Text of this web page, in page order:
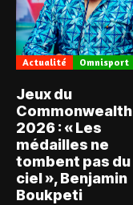
Actualité Omnisport
Jeux du
Commonwealth
2026 : « Les
médailles ne
tombent pas du
ciel », Benjamin
Boukpeti